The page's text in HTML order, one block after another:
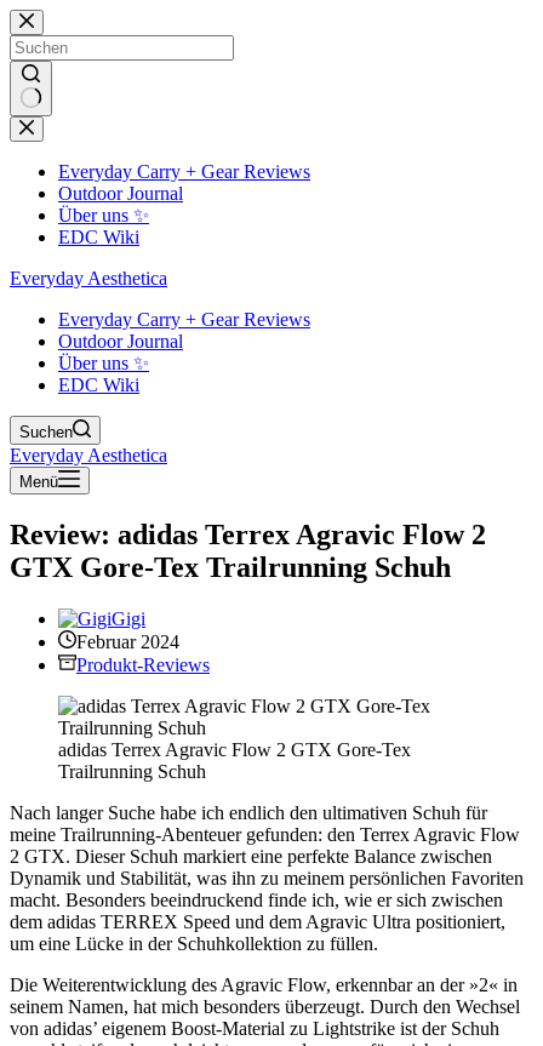
Zum
Inhalt
springen
Keine
Ergebnisse
Everyday Carry + Gear Reviews
Outdoor Journal
Über uns ✨
EDC Wiki
Everyday Aesthetica
Everyday Carry + Gear Reviews
Outdoor Journal
Über uns ✨
EDC Wiki
Suchen
Everyday Aesthetica
Menü
Review: adidas Terrex Agravic Flow 2
GTX Gore-Tex Trailrunning Schuh
Gigi
Februar 2024
Produkt-Reviews
adidas Terrex Agravic Flow 2 GTX Gore-Tex
Trailrunning Schuh
Nach langer Suche habe ich endlich den ultimativen Schuh für
meine Trailrunning-Abenteuer gefunden: den Terrex Agravic Flow
2 GTX. Dieser Schuh markiert eine perfekte Balance zwischen
Dynamik und Stabilität, was ihn zu meinem persönlichen Favoriten
macht. Besonders beeindruckend finde ich, wie er sich zwischen
dem adidas TERREX Speed und dem Agravic Ultra positioniert,
um eine Lücke in der Schuhkollektion zu füllen.
Die Weiterentwicklung des Agravic Flow, erkennbar an der »2« in
seinem Namen, hat mich besonders überzeugt. Durch den Wechsel
von adidas’ eigenem Boost-Material zu Lightstrike ist der Schuh